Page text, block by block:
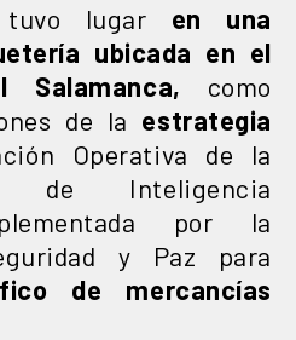
tuvo lugar en una
ubicada en el
Salamanca, como
de la estrategia
Operativa de la
de Inteligencia
por la
y Paz para
de mercancías